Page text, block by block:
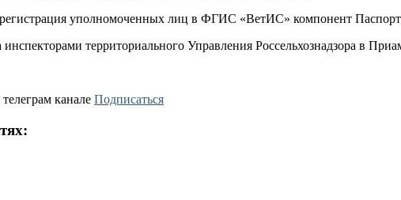
уполномоченных лиц в ФГИС «ВетИС» компонент
инспекторами территориального Управления Россельхознадзора в
канале Подписаться